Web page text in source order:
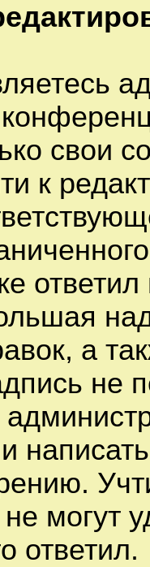
свои
к
а
не
не могут
ответил.